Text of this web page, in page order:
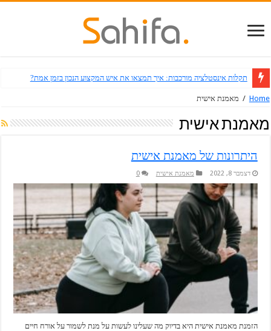
תקלות אינסטלציה מורכבות: איך תמצאו את איש המקצוע הנכון בזמן אמת?
Home
/ מאמנת אישית
מאמנת אישית
היתרונות של מאמנת אישית
דצמבר 8, 2022 מאמנת אישית 0
הזמנת מאמנת אישית היא בדיוק מה שעלינו לעשות על מנת לשמור על אורח חיים